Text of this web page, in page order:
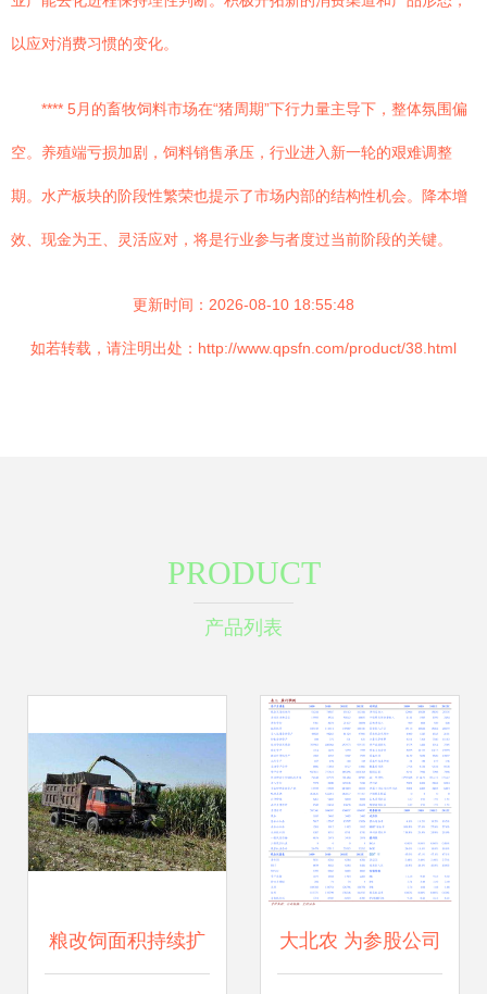
以应对消费习惯的变化。
**** 5月的畜牧饲料市场在“猪周期”下行力量主导下，整体氛围偏
空。养殖端亏损加剧，饲料销售承压，行业进入新一轮的艰难调整
期。水产板块的阶段性繁荣也提示了市场内部的结构性机会。降本增
效、现金为王、灵活应对，将是行业参与者度过当前阶段的关键。
更新时间：2026-08-10 18:55:48
如若转载，请注明出处：http://www.qpsfn.com/product/38.html
PRODUCT
产品列表
粮改饲面积持续扩 大北农 为参股公司